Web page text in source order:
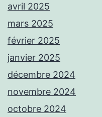
avril 2025
mars 2025
février 2025
janvier 2025
décembre 2024
novembre 2024
octobre 2024